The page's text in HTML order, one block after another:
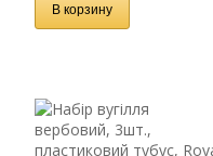
В корзину